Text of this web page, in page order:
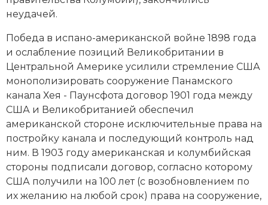
неудачей.
По­бе­да в ис­па­но-аме­ри­кан­ской вой­не 1898 года
и ос­лаб­ле­ние по­зи­ций Ве­ли­ко­бри­та­нии в
Центральной Аме­ри­ке уси­ли­ли стрем­ле­ние США
мо­но­по­ли­зи­ро­вать со­ору­же­ние Панамского
канала Хея - Па­унс­фо­та до­го­вор 1901 года ме­ж­ду
США и Ве­ли­ко­бри­та­ни­ей обес­пе­чил
американской сто­ро­не ис­клю­чительные пра­ва на
по­строй­ку ка­на­ла и по­сле­дую­щий кон­троль над
ним. В 1903 году американская и ко­лум­бий­ская
сто­ро­ны под­пи­са­ли до­го­вор, со­глас­но ко­то­ро­му
США по­лу­чи­ли на 100 лет (с во­зоб­нов­ле­ни­ем по
их же­ла­нию на лю­бой срок) пра­ва на со­ору­же­ние,